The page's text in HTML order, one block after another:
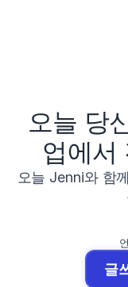
오늘 당
업에서
오늘 Jenni와 함
글